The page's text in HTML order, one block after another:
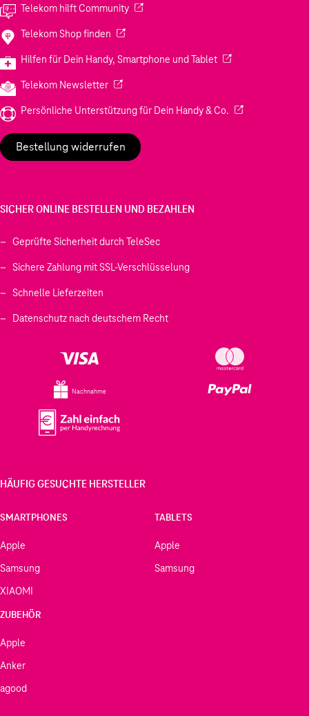
Telekom hilft Community(Wird in einem neuen Tab geöffnet)
Telekom Shop finden (Wird in einem neuen Tab geöffnet)
Hilfen für Dein Handy, Smartphone und Tablet(Wird in einem
Telekom Newsletter(Wird in einem neuen Tab geöffnet)
Persönliche Unterstützung für Dein Handy & Co. (Wird in einem
Bestellung widerrufen
SICHER ONLINE BESTELLEN UND BEZAHLEN
Geprüfte Sicherheit durch TeleSec
Sichere Zahlung mit SSL-Verschlüsselung
Schnelle Lieferzeiten
Datenschutz nach deutschem Recht
Nachnahme
HÄUFIG GESUCHTE HERSTELLER
SMARTPHONES
Apple
Samsung
XIAOMI
TABLETS
Apple
Samsung
ZUBEHÖR
Apple
Anker
agood